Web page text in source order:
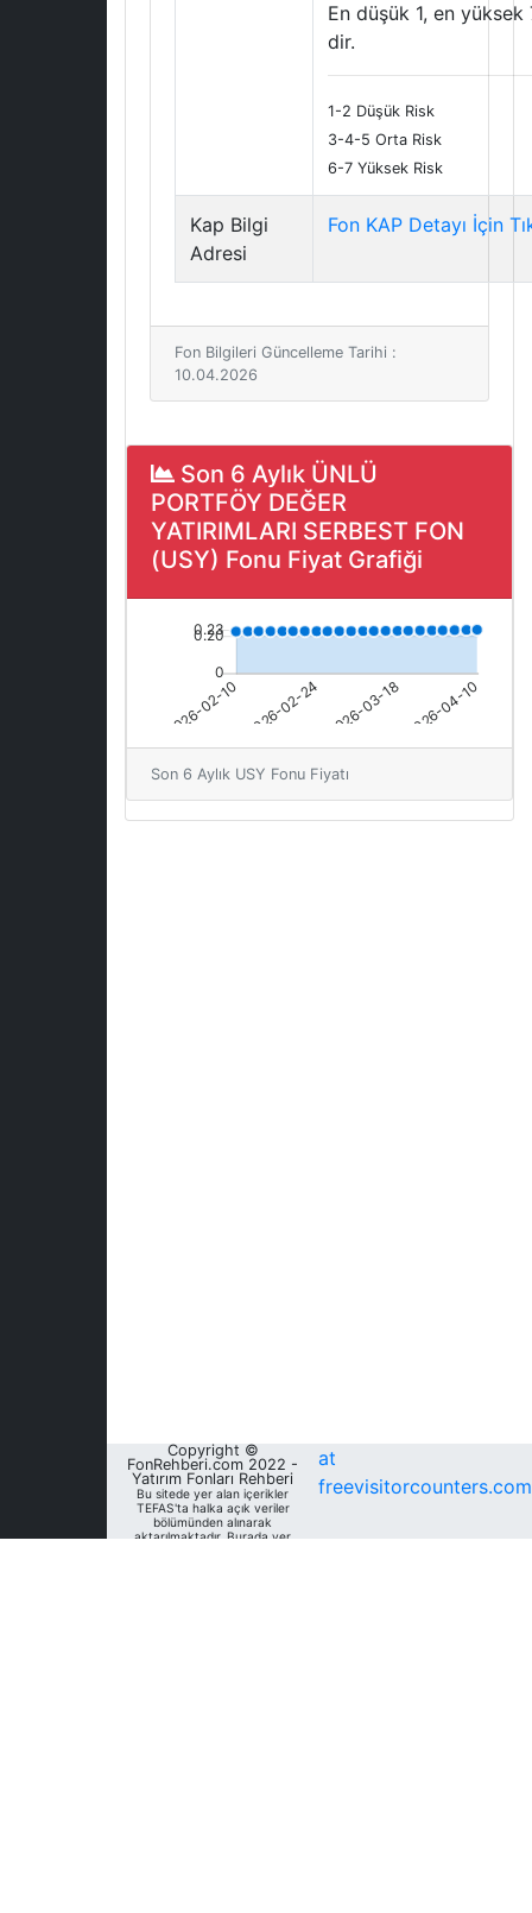
En düşük 1, en yüksek
dir.
1-2 Düşük Risk
3-4-5 Orta Risk
6-7 Yüksek Risk
Kap Bilgi
Adresi
Fon KAP Detayı İçin
Fon Bilgileri Güncelleme Tarihi :
10.04.2026
Son 6 Aylık ÜNLÜ
PORTFÖY DEĞER
YATIRIMLARI SERBEST FON
(USY) Fonu Fiyat Grafiği
Son 6 Aylık USY Fonu Fiyatı
Copyright ©
FonRehberi.com 2022 -
Yatırım Fonları Rehberi
Bu sitede yer alan içerikler
TEFAS'ta halka açık veriler
bölümünden alınarak
aktarılmaktadır. Burada yer
at
freevisitorcounters.com